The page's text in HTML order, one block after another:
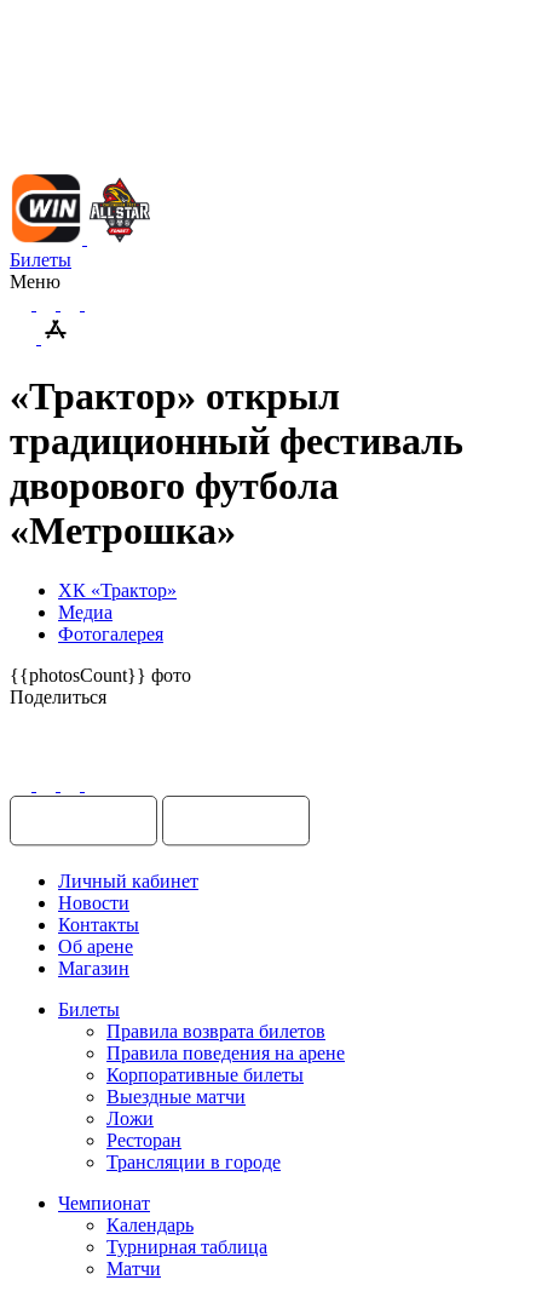
Билеты
Меню
«Трактор» открыл
традиционный фестиваль
дворового футбола
«Метрошка»
ХК «Трактор»
Медиа
Фотогалерея
{{photosCount}} фото
Поделиться
Личный кабинет
Новости
Контакты
Об арене
Магазин
Билеты
Правила возврата билетов
Правила поведения на арене
Корпоративные билеты
Выездные матчи
Ложи
Ресторан
Трансляции в городе
Чемпионат
Календарь
Турнирная таблица
Матчи